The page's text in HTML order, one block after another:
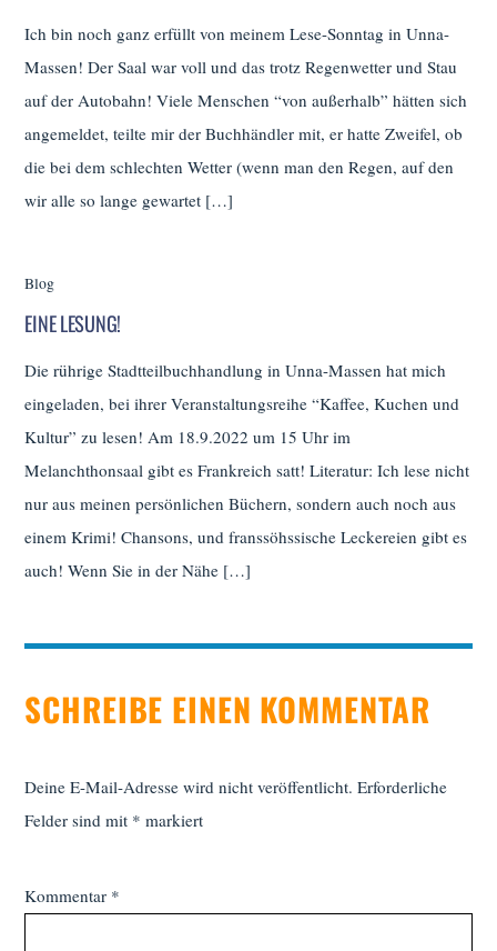
Ich bin noch ganz erfüllt von meinem Lese-Sonntag in Unna-
Massen! Der Saal war voll und das trotz Regenwetter und Stau
auf der Autobahn! Viele Menschen “von außerhalb” hätten sich
angemeldet, teilte mir der Buchhändler mit, er hatte Zweifel, ob
die bei dem schlechten Wetter (wenn man den Regen, auf den
wir alle so lange gewartet […]
Blog
EINE LESUNG!
Die rührige Stadtteilbuchhandlung in Unna-Massen hat mich
eingeladen, bei ihrer Veranstaltungsreihe “Kaffee, Kuchen und
Kultur” zu lesen! Am 18.9.2022 um 15 Uhr im
Melanchthonsaal gibt es Frankreich satt! Literatur: Ich lese nicht
nur aus meinen persönlichen Büchern, sondern auch noch aus
einem Krimi! Chansons, und franssöhssische Leckereien gibt es
auch! Wenn Sie in der Nähe […]
SCHREIBE EINEN KOMMENTAR
Deine E-Mail-Adresse wird nicht veröffentlicht. Erforderliche
Felder sind mit * markiert
Kommentar *